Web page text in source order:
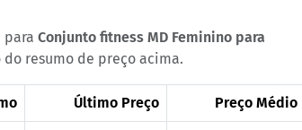
para Conjunto fitness MD Feminino para
do resumo de preço acima.
Último Preço Preço Médio